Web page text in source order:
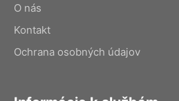
O nás
Kontakt
Ochrana osobných údajov